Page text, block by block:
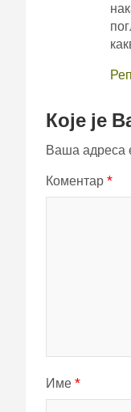
Које је
Ваша адреса
Коментар *
Име *